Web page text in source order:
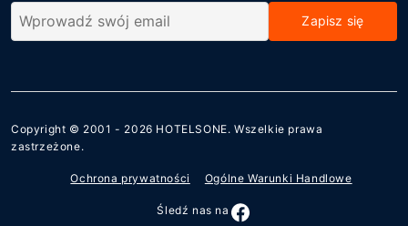
Zapisz się
Copyright © 2001 - 2026 HOTELSONE. Wszelkie prawa
zastrzeżone.
Ochrona prywatności Ogólne Warunki Handlowe
Śledź nas na